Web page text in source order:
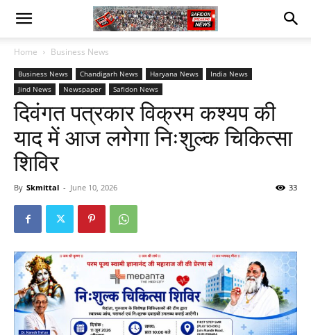
Home Business News
Business News Chandigarh News Haryana News
India News
Jind News
Newspaper Safidon News
दिवंगत पत्रकार विक्रम कश्यप की
याद में आज लगेगा निःशुल्क चिकित्सा
शिविर
By Skmittal - June 10, 2026 33